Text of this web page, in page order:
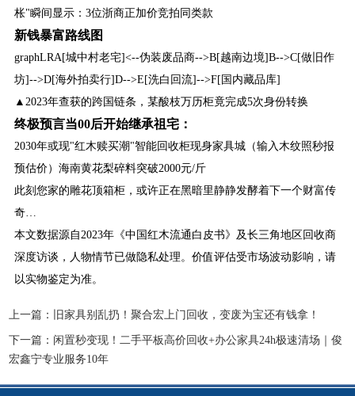
枨"瞬间显示：3位浙商正加价竞拍同类款
新钱暴富路线图
graphLRA[城中村老宅]<--伪装废品商-->B[越南边境]B-->C[做旧作
坊]-->D[海外拍卖行]D-->E[洗白回流]-->F[国内藏品库]
▲2023年查获的跨国链条，某酸枝万历柜竟完成5次身份转换
终极预言当00后开始继承祖宅：
2030年或现"红木赎买潮"智能回收柜现身家具城（输入木纹照秒报
预估价）海南黄花梨碎料突破2000元/斤
此刻您家的雕花顶箱柜，或许正在黑暗里静静发酵着下一个财富传
奇…
本文数据源自2023年《中国红木流通白皮书》及长三角地区回收商
深度访谈，人物情节已做隐私处理。价值评估受市场波动影响，请
以实物鉴定为准。
上一篇： 旧家具别乱扔！聚合宏上门回收，变废为宝还有钱拿！
下一篇： 闲置秒变现！二手平板高价回收+办公家具24h极速清场｜俊
宏鑫宁专业服务10年